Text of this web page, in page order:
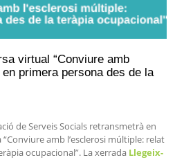
virtual “Conviure amb
primera persona des de la
de Serveis Socials retransmetrà en
amb l’esclerosi múltiple: relat
ocupacional”. La xerrada Llegeix-